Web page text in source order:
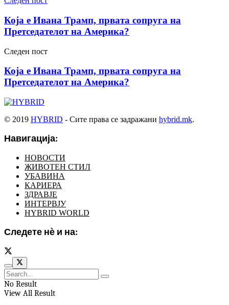
Која е Ивана Трамп, првата сопруга на
Претседателот на Америка?
Следен пост
Која е Ивана Трамп, првата сопруга на
Претседателот на Америка?
© 2019 HYBRID - Сите права се задражани hybrid.mk.
Навигација:
НОВОСТИ
ЖИВОТЕН СТИЛ
УБАВИНА
КАРИЕРА
ЗДРАВЈЕ
ИНТЕРВЈУ
HYBRID WORLD
Следете нѐ и на:
No Result
View All Result